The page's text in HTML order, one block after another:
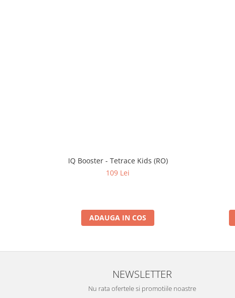
IQ Booster - Tetrace Kids (RO)
109 Lei
ADAUGA IN COS
NEWSLETTER
Nu rata ofertele si promotiile noastre